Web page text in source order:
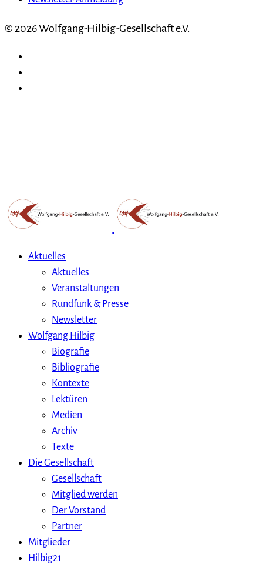
© 2026 Wolfgang-Hilbig-Gesellschaft e.V.
Aktuelles
Aktuelles
Veranstaltungen
Rundfunk & Presse
Newsletter
Wolfgang Hilbig
Biografie
Bibliografie
Kontexte
Lektüren
Medien
Archiv
Texte
Die Gesellschaft
Gesellschaft
Mitglied werden
Der Vorstand
Partner
Mitglieder
Hilbig21